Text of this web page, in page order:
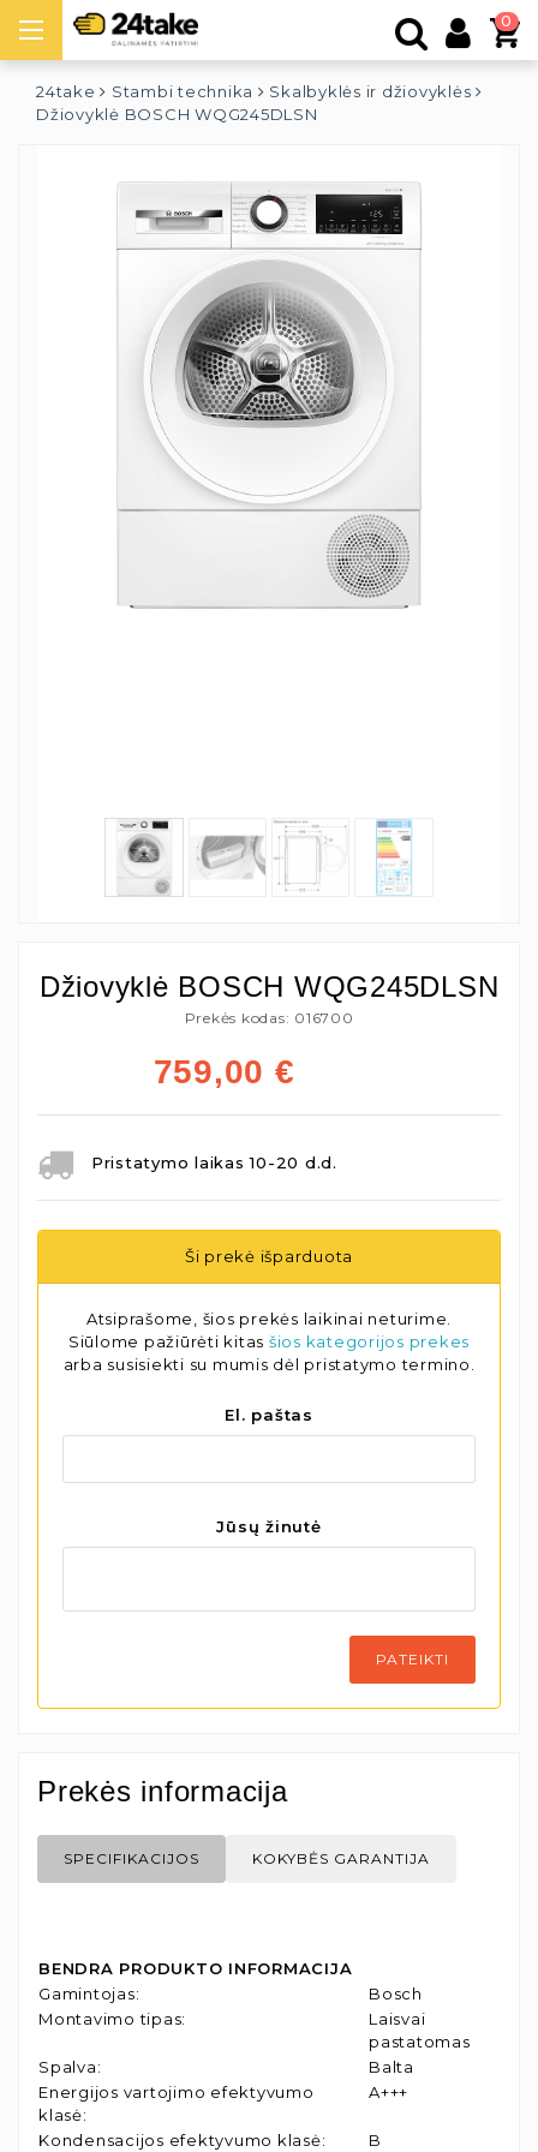
0
24take Stambi technika
Skalbyklės ir džiovyklės
Džiovyklė BOSCH WQG245DLSN
Džiovyklė BOSCH WQG245DLSN
Prekės kodas: 016700
759,00 €
Pristatymo laikas 10-20 d.d.
Ši prekė išparduota
Atsiprašome, šios prekės laikinai neturime.
Siūlome pažiūrėti kitas šios kategorijos prekes
arba susisiekti su mumis dėl pristatymo termino.
El. paštas
Jūsų žinutė
PATEIKTI
Prekės informacija
SPECIFIKACIJOS KOKYBĖS GARANTIJA
BENDRA PRODUKTO INFORMACIJA
Gamintojas:
Bosch
Montavimo tipas:
Laisvai
pastatomas
Spalva:
Balta
Energijos vartojimo efektyvumo
klasė:
A+++
Kondensacijos efektyvumo klasė: B